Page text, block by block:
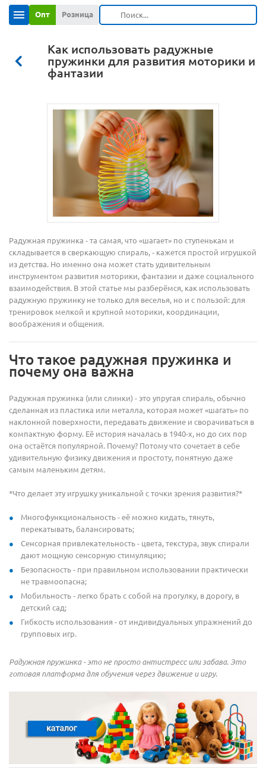
Опт Розница
Как использовать радужные
пружинки для развития моторики и
фантазии
Радужная пружинка - та самая, что «шагает» по ступенькам и
складывается в сверкающую спираль, - кажется простой игрушкой
из детства. Но именно она может стать удивительным
инструментом развития моторики, фантазии и даже социального
взаимодействия. В этой статье мы разберёмся, как использовать
радужную пружинку не только для веселья, но и с пользой: для
тренировок мелкой и крупной моторики, координации,
воображения и общения.
Что такое радужная пружинка и
почему она важна
Радужная пружинка (или слинки) - это упругая спираль, обычно
сделанная из пластика или металла, которая может «шагать» по
наклонной поверхности, передавать движение и сворачиваться в
компактную форму. Её история началась в 1940-х, но до сих пор
она остаётся популярной. Почему? Потому что сочетает в себе
удивительную физику движения и простоту, понятную даже
самым маленьким детям.
*Что делает эту игрушку уникальной с точки зрения развития?*
Многофункциональность - её можно кидать, тянуть,
перекатывать, балансировать;
Сенсорная привлекательность - цвета, текстура, звук спирали
дают мощную сенсорную стимуляцию;
Безопасность - при правильном использовании практически
не травмоопасна;
Мобильность - легко брать с собой на прогулку, в дорогу, в
детский сад;
Гибкость использования - от индивидуальных упражнений до
групповых игр.
Радужная пружинка - это не просто антистресс или забава. Это
готовая платформа для обучения через движение и игру.